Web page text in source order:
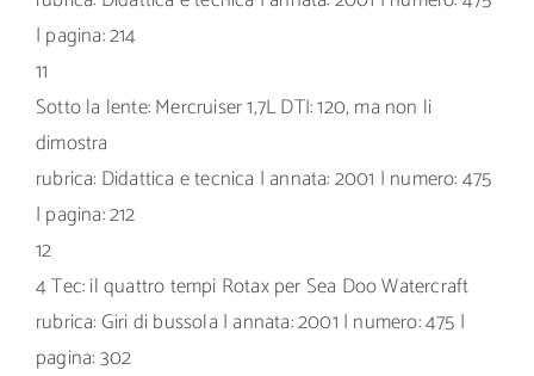
| pagina: 214
11
Sotto la lente: Mercruiser 1,7L DTI: 120, ma non li
dimostra
rubrica: Didattica e tecnica | annata: 2001 | numero: 475
| pagina: 212
12
4 Tec: il quattro tempi Rotax per Sea Doo Watercraft
rubrica: Giri di bussola | annata: 2001 | numero: 475 |
pagina: 302